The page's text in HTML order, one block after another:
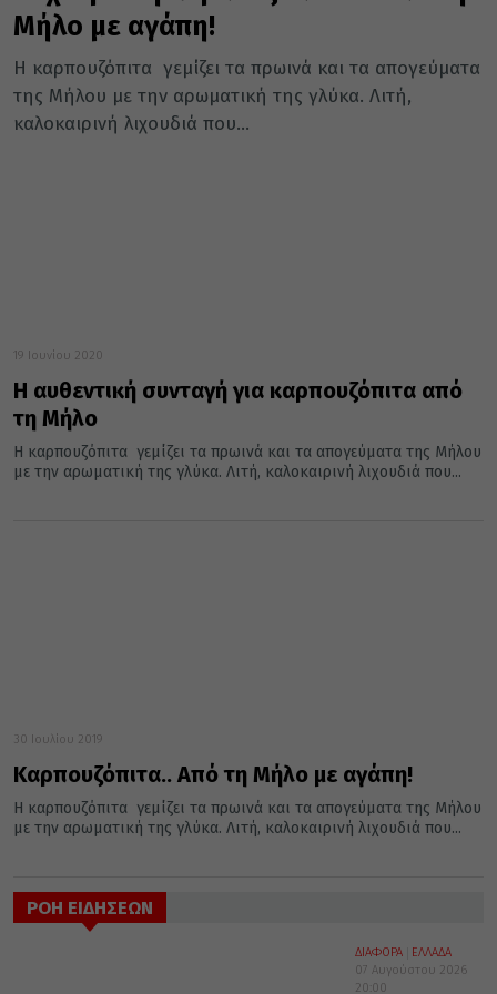
Μήλο με αγάπη!
Η καρπουζόπιτα γεμίζει τα πρωινά και τα απογεύματα
της Μήλου με την αρωματική της γλύκα. Λιτή,
καλοκαιρινή λιχουδιά που...
19 Ιουνίου 2020
Η αυθεντική συνταγή για καρπουζόπιτα από
τη Μήλο
Η καρπουζόπιτα γεμίζει τα πρωινά και τα απογεύματα της Μήλου
με την αρωματική της γλύκα. Λιτή, καλοκαιρινή λιχουδιά που...
30 Ιουλίου 2019
Καρπουζόπιτα.. Από τη Μήλο με αγάπη!
Η καρπουζόπιτα γεμίζει τα πρωινά και τα απογεύματα της Μήλου
με την αρωματική της γλύκα. Λιτή, καλοκαιρινή λιχουδιά που...
ΡΟΗ ΕΙΔΗΣΕΩΝ
ΔΙΑΦΟΡΑ
ΕΛΛΑΔΑ
07 Αυγούστου 2026
20:00